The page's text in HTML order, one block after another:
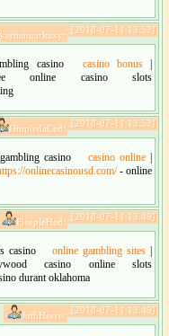
[2018-07-11 13:52]
kernanuarkaxy:
casino casino bonus |
casino slots
[2018-07-11 13:52]
DiupiedaCed:
casino casino online|
onlinecasinousd.com/- online
[2018-07-11 13:49]
FleepleHed:
casino online gambling sites |
casino online slots
durant oklahoma
[2018-07-11 13:49]
JuthHeere: